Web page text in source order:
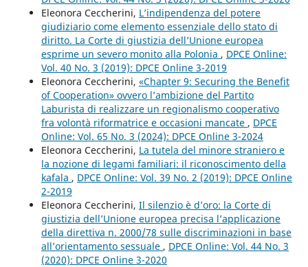
Eleonora Ceccherini, L’indipendenza del potere
giudiziario come elemento essenziale dello stato di
diritto. La Corte di giustizia dell’Unione europea
esprime un severo monito alla Polonia , DPCE Online:
Vol. 40 No. 3 (2019): DPCE Online 3-2019
Eleonora Ceccherini, «Chapter 9: Securing the Benefit
of Cooperation» ovvero l’ambizione del Partito
Laburista di realizzare un regionalismo cooperativo
fra volontà riformatrice e occasioni mancate , DPCE
Online: Vol. 65 No. 3 (2024): DPCE Online 3-2024
Eleonora Ceccherini, La tutela del minore straniero e
la nozione di legami familiari: il riconoscimento della
kafala , DPCE Online: Vol. 39 No. 2 (2019): DPCE Online
2-2019
Eleonora Ceccherini, Il silenzio è d’oro: la Corte di
giustizia dell’Unione europea precisa l’applicazione
della direttiva n. 2000/78 sulle discriminazioni in base
all’orientamento sessuale , DPCE Online: Vol. 44 No. 3
(2020): DPCE Online 3-2020